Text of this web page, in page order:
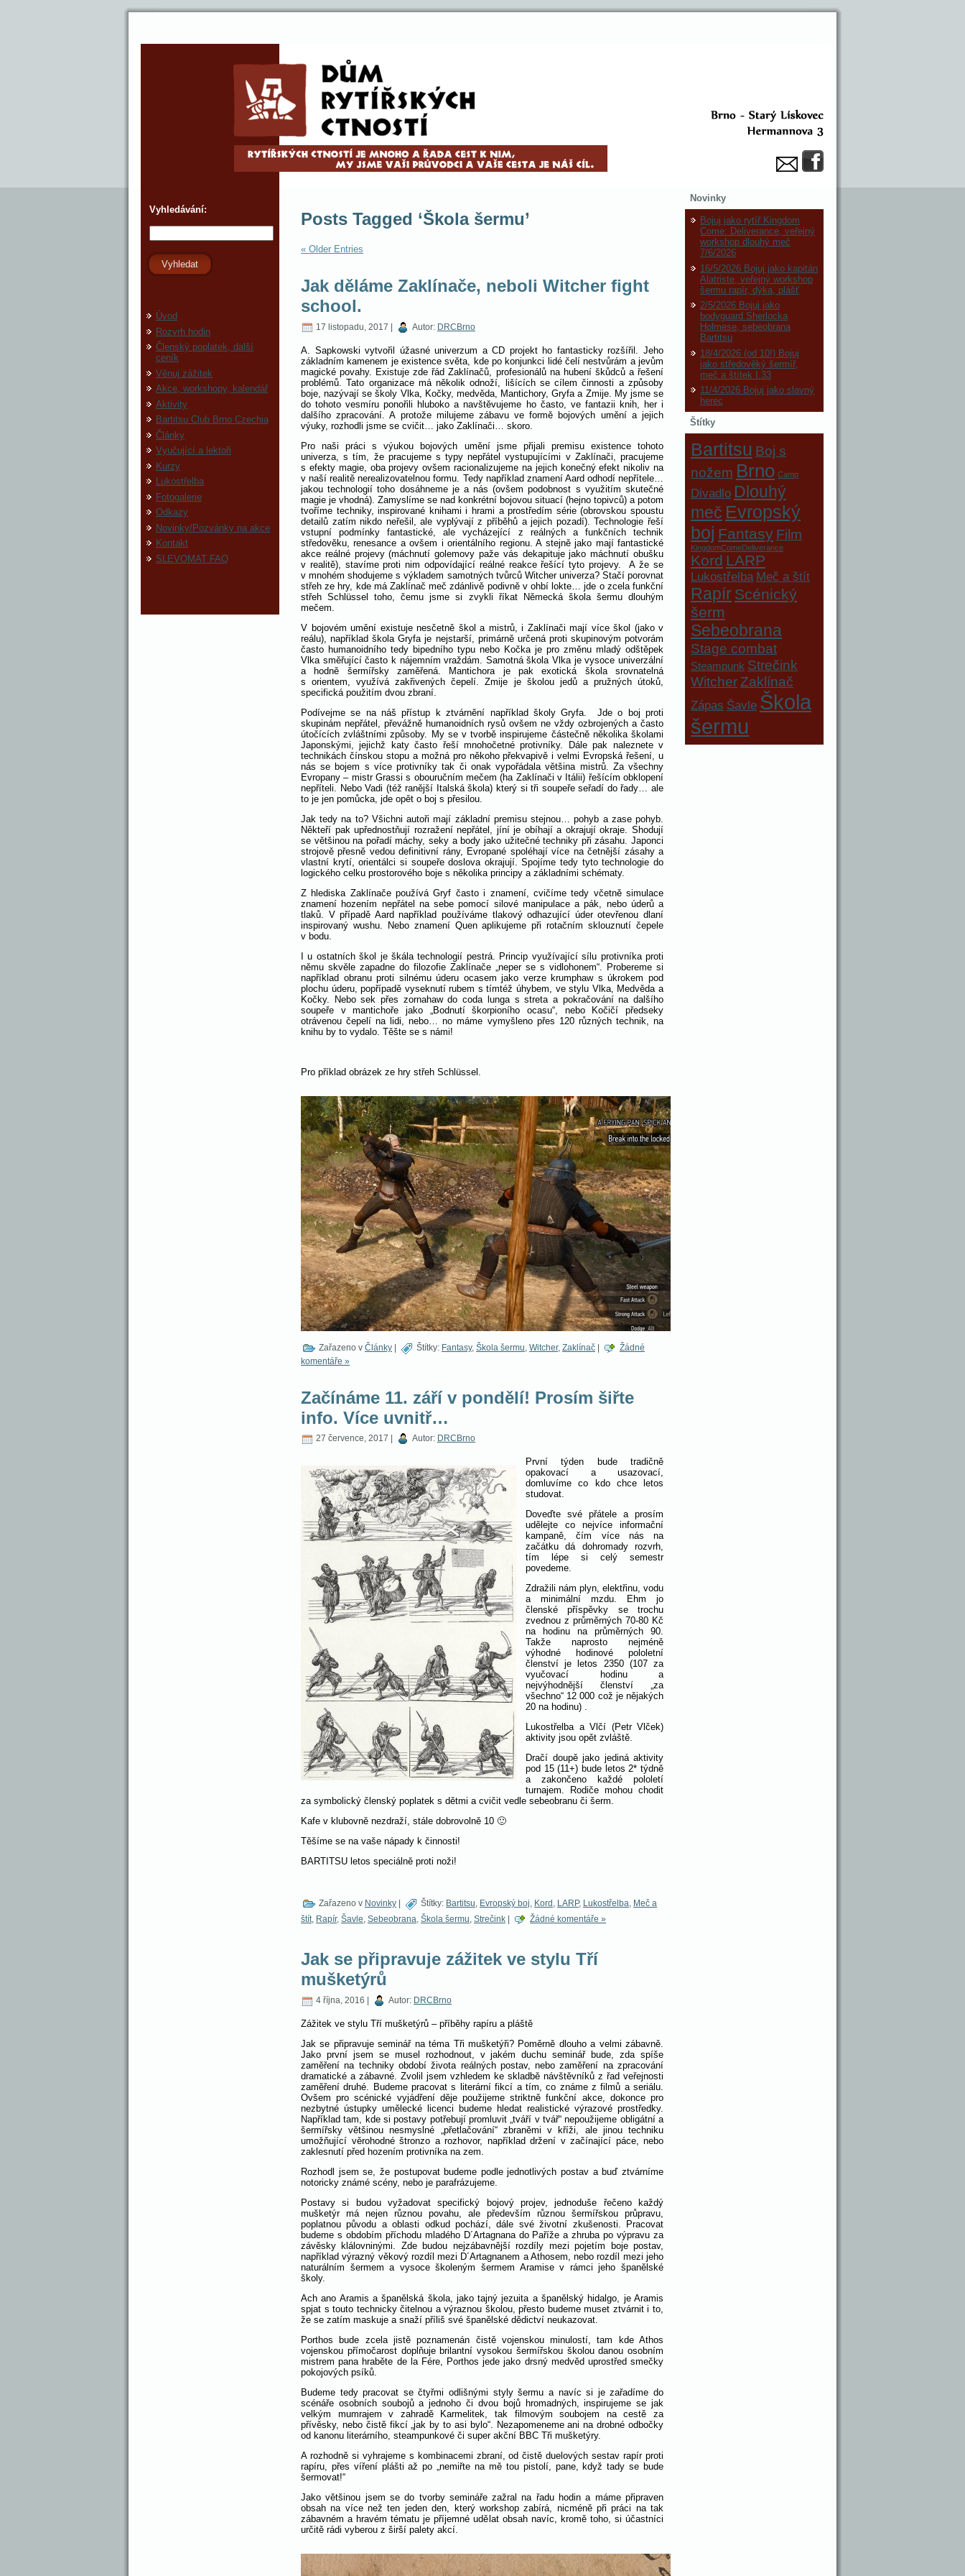
Vyhledávání:
Vyhledat
Úvod
Rozvrh hodin
Členský poplatek, další
ceník
Věnuj zážitek
Akce, workshopy, kalendář
Aktivity
Bartitsu Club Brno Czechia
Články
Vyučující a lektoři
Kurzy
Lukostřelba
Fotogalerie
Odkazy
Novinky/Pozvánky na akce
Kontakt
SLEVOMAT FAQ
Posts Tagged ‘Škola šermu’
« Older Entries
Jak děláme Zaklínače, neboli Witcher fight
school.
17 listopadu, 2017 | Autor: DRCBrno
A. Sapkowski vytvořil úžasné univerzum a CD projekt ho fantasticky rozšířil. Jeho
základním kamenem je existence světa, kde po konjunkci lidé čelí nestvůrám a jevům
magické povahy. Existuje zde řád Zaklínačů, profesionálů na hubení škůdců a řešení
problémů. Tato organizace má několik odnoží, lišících se cílem činnosti a způsoby
boje, nazývají se školy Vlka, Kočky, medvěda, Mantichory, Gryfa a Zmije. My jsme se
do tohoto vesmíru ponořili hluboko a navštěvujeme ho často, ve fantazii knih, her i
dalšího zpracování. A protože milujeme zábavu ve formě bojových umění a jejich
výuky, rozhodli jsme se cvičit… jako Zaklínači… skoro.
Pro naši práci s výukou bojových umění jsme přijali premisu existence tohoto
univerza, s tím, že pracujeme s typy nepřátel vystupujícími v Zaklínači, pracujeme
s efekty magie, oba projevy ovšem racionalizujeme na jejich konečný efekt nikoliv na
v naší realitě nerealizovatelnou formu. Tedy například znamení Aard odhodí nepřítele…
jakou technologií toho dosáhneme je a nás (ovšem podobnost s využitím skutečné
magie je vhodná). Zamyslíme se nad konkrétní bojovou situací (hejno topivců) a potom
tvoříme techniky, inspirované knihami i hrami a prostředím série (obrovskou spoustu
detailů zatím nikdo neřešil, ale vyplývají z příběhů a jejich pozadí). Technologie řeší
vstupní podmínky fantastické, ale vycházející z reálných a funkčních technik
středověku, renesance a ovšem i orientálního regionu. A stejně jako mají fantastické
akce reálné projevy (máchnutí golemovy paže vás dekapituje jako máchnutí obušku
v realitě), stavíme proti nim odpovídající reálné reakce řešící tyto projevy. A že se
v mnohém shodujeme s výkladem samotných tvůrců Witcher univerza? Stačí porovnat
střeh ze hry, kde má Zaklínač meč zdánlivě podivně v ohbí lokte… jde o zcela funkční
střeh Schlüssel toho, čemu jsme si zvykli říkat Německá škola šermu dlouhým
mečem.
V bojovém umění existuje nesčetně škol a mistrů, i Zaklínači mají více škol (jako v
reálu), například škola Gryfa je nejstarší, primárně určená proti skupinovým potvorám
často humanoidního tedy bipedního typu nebo Kočka je pro změnu mladý odštěpek
Vlka směřující často k nájemním vraždám. Samotná škola Vlka je vysoce univerzální
a hodně šermířsky zaměřená. Mantichora je pak exotická škola srovnatelná
s orientem, využívá zakřivených čepelí. Zmije je školou jedů a pružných útoků,
specifická použitím dvou zbraní.
Podívejme se na náš přístup k ztvárnění například školy Gryfa. Jde o boj proti
skupinám nepřátel, převážně humanoidních rysů ovšem ne vždy ozbrojených a často
útočících zvláštními způsoby. My se v tvorbě inspirujeme částečně několika školami
Japonskými, jejichž katy často řeší mnohočetné protivníky. Dále pak naleznete v
technikách čínskou stopu a možná pro někoho překvapivě i velmi Evropská řešení, u
nás se bojem s více protivníky tak či onak vypořádala většina mistrů. Za všechny
Evropany – mistr Grassi s obouručním mečem (ha Zaklínači v Itálii) řešícím obklopení
nepříteli. Nebo Vadi (též ranější Italská škola) který si tři soupeře seřadí do řady… ale
to je jen pomůcka, jde opět o boj s přesilou.
Jak tedy na to? Všichni autoři mají základní premisu stejnou… pohyb a zase pohyb.
Někteří pak upřednostňují rozražení nepřátel, jíní je obíhají a okrajují okraje. Shodují
se většinou na pořadí máchy, seky a body jako užitečné techniky při zásahu. Japonci
strojově přesně vedou definitivní rány, Evropané spoléhají více na četnější zásahy a
vlastní krytí, orientálci si soupeře doslova okrajují. Spojíme tedy tyto technologie do
logického celku prostorového boje s několika principy a základními schématy.
Z hlediska Zaklínače používá Gryf často i znamení, cvičíme tedy včetně simulace
znamení hozením nepřátel na sebe pomocí silové manipulace a pák, nebo úderů a
tlaků. V případě Aard například používáme tlakový odhazující úder otevřenou dlaní
inspirovaný wushu. Nebo znamení Quen aplikujeme při rotačním sklouznutí čepele
v bodu.
I u ostatních škol je škála technologií pestrá. Princip využívající sílu protivníka proti
němu skvěle zapadne do filozofie Zaklínače „neper se s vidlohonem“. Probereme si
například obranu proti silnému úderu ocasem jako verze krumphaw s úkrokem pod
plochu úderu, popřípadě vyseknutí rubem s tímtéž úhybem, ve stylu Vlka, Medvěda a
Kočky. Nebo sek přes zornahaw do coda lunga s streta a pokračování na dalšího
soupeře v mantichoře jako „Bodnutí škorpioního ocasu“, nebo Kočičí předseky
otrávenou čepelí na lidi, nebo… no máme vymyšleno přes 120 různých technik, na
knihu by to vydalo. Těšte se s námi!
Pro příklad obrázek ze hry střeh Schlüssel.
Zařazeno v Články | Štítky: Fantasy, Škola šermu Witcher, Zaklínač |
Žádné
komentáře »
Začínáme 11. září v pondělí! Prosím šiřte
info. Více uvnitř…
27 července, 2017 | Autor: DRCBrno
První týden bude tradičně
opakovací a usazovací,
domluvíme co kdo chce letos
studovat.
Doveďte své přátele a prosím
udělejte co nejvíce informační
kampaně, čím více nás na
začátku dá dohromady rozvrh,
tím lépe si celý semestr
povedeme.
Zdražili nám plyn, elektřinu, vodu
a minimální mzdu. Ehm jo
členské příspěvky se trochu
zvednou z průměrných 70-80 Kč
na hodinu na průměrných 90.
Takže naprosto nejméně
výhodné hodinové pololetní
členství je letos 2350 (107 za
vyučovací hodinu a
nejvýhodnější členství „za
všechno“ 12 000 což je nějakých
20 na hodinu) .
Lukostřelba a Vlčí (Petr Vlček)
aktivity jsou opět zvláště.
Dračí doupě jako jediná aktivity
pod 15 (11+) bude letos 2* týdně
a zakončeno každé pololetí
turnajem. Rodiče mohou chodit
za symbolický členský poplatek s dětmi a cvičit vedle sebeobranu či šerm.
Kafe v klubovně nezdraží, stále dobrovolně 10 🙂
Těšíme se na vaše nápady k činnosti!
BARTITSU letos speciálně proti noži!
Zařazeno v Novinky Štítky: Bartitsu, Evropský boj, Kord , LARP, Lukostřelba, Meč a
štít, Rapír, Šavle, Sebeobrana, Škola šermu, Strečink Žádné komentáře »
Jak se připravuje zážitek ve stylu Tří
mušketýrů
4 října, 2016 | Autor: DRCBrno
Zážitek ve stylu Tří mušketýrů – příběhy rapíru a pláště
Jak se připravuje seminář na téma Tři mušketýři? Poměrně dlouho a velmi zábavně.
Jako první jsem se musel rozhodnout, v jakém duchu seminář bude, zda spíše
zaměření na techniky období života reálných postav, nebo zaměření na zpracování
dramatické a zábavné. Zvolil jsem vzhledem ke skladbě návštěvníků z řad veřejnosti
zaměření druhé. Budeme pracovat s literární fikcí a tím, co známe z filmů a seriálu.
Ovšem pro scénické vyjádření děje použijeme striktně funkční akce, dokonce pro
nezbytné ústupky umělecké licenci budeme hledat realistické výrazové prostředky.
Například tam, kde si postavy potřebují promluvit „tváří v tvář“ nepoužijeme obligátní a
šermířsky většinou nesmyslné „přetlačování“ zbraněmi v kříži, ale jinou techniku
umožňující věrohodné štronzo a rozhovor, například držení v začínající páce, nebo
zaklesnutí před hozením protivníka na zem.
Rozhodl jsem se, že postupovat budeme podle jednotlivých postav a buď ztvárníme
notoricky známé scény, nebo je parafrázujeme.
Postavy si budou vyžadovat specifický bojový projev, jednoduše řečeno každý
mušketýr má nejen různou povahu, ale především různou šermířskou průpravu,
poplatnou původu a oblasti odkud pochází, dále své životní zkušenosti. Pracovat
budeme s obdobím příchodu mladého D´Artagnana do Paříže a zhruba po výpravu za
závěsky klálovninými. Zde budou nejzábavnější rozdíly mezi pojetím boje postav,
například výrazný věkový rozdíl mezi D´Artagnanem a Athosem, nebo rozdíl mezi jeho
naturálním šermem a vysoce školeným šermem Aramise v rámci jeho španělské
školy.
Ach ano Aramis a španělská škola, jako tajný jezuita a španělský hidalgo, je Aramis
spjat s touto technicky čitelnou a výraznou školou, přesto budeme muset ztvárnit i to,
že se zatím maskuje a snaží příliš své španělské dědictví neukazovat.
Porthos bude zcela jistě poznamenán čistě vojenskou minulostí, tam kde Athos
vojenskou přímočarost doplňuje brilantní vysokou šermířskou školou danou osobním
mistrem pana hraběte de la Fére, Porthos jede jako drsný medvěd uprostřed smečky
pokojových psíků.
Budeme tedy pracovat se čtyřmi odlišnými styly šermu a navíc si je zařadíme do
scénáře osobních soubojů a jednoho či dvou bojů hromadných, inspirujeme se jak
velkým mumrajem v zahradě Karmelitek, tak filmovým soubojem na cestě za
přívěsky, nebo čistě fikcí „jak by to asi bylo“. Nezapomeneme ani na drobné odbočky
od kanonu literárního, steampunkové či super akční BBC Tři mušketýry.
A rozhodně si vyhrajeme s kombinacemi zbraní, od čistě duelových sestav rapír proti
rapíru, přes víření plášti až po „nemiřte na mě tou pistolí, pane, když tady se bude
šermovat!“
Jako většinou jsem se do tvorby semináře zažral na řadu hodin a máme připraven
obsah na více než ten jeden den, který workshop zabírá, nicméně při práci na tak
zábavném a hravém tématu je příjemné udělat obsah navíc, kromě toho, si účastníci
určitě rádi vyberou z širší palety akcí.
Novinky
Bojuj jako rytíř Kingdom
Come: Deliverance, veřejný
workshop dlouhý meč
7/6/2026
16/5/2026 Bojuj jako kapitán
Alatriste, veřejný workshop
šermu rapír, dýka, plášť
2/5/2026 Bojuj jako
bodyguard Sherlocka
Holmese, sebeobrana
Bartitsu
18/4/2026 (od 10!) Bojuj
jako středověký šermíř,
meč a štítek I.33
11/4/2026 Bojuj jako slavný
herec
Štítky
Bartitsu Boj s
nožem Brno Camp
Divadlo Dlouhý
meč Evropský
boj Fantasy Film
KingdomComeDeliverance
Kord LARP
Lukostřelba Meč a štít
Rapír Scénický
šerm
Sebeobrana
Stage combat
Steampunk Strečink
Witcher Zaklínač
Zápas Šavle Škola
šermu